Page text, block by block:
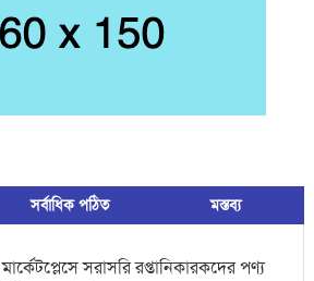
সর্বাধিক পঠিত মস্তব্য
মার্কেটপ্লেসে সরাসরি রপ্তানিকারকদের পণ্য